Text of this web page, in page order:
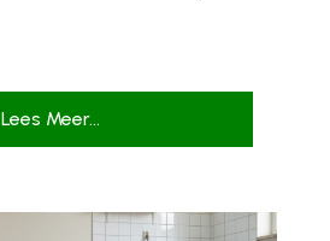
Lees Meer...